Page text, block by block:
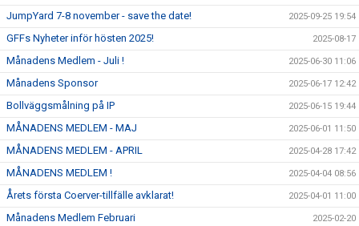
JumpYard 7-8 november - save the date! 2025-09-25 19:54
GFFs Nyheter inför hösten 2025! 2025-08-17
Månadens Medlem - Juli ! 2025-06-30 11:06
Månadens Sponsor 2025-06-17 12:42
Bollväggsmålning på IP 2025-06-15 19:44
MÅNADENS MEDLEM - MAJ 2025-06-01 11:50
MÅNADENS MEDLEM - APRIL 2025-04-28 17:42
MÅNADENS MEDLEM ! 2025-04-04 08:56
Årets första Coerver-tillfälle avklarat! 2025-04-01 11:00
Månadens Medlem Februari 2025-02-20